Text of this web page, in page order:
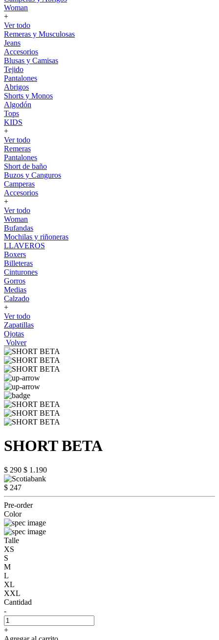
Woman
+
Ver todo
Remeras y Musculosas
Jeans
Accesorios
Blusas y Camisas
Tejido
Pantalones
Abrigos
Shorts y Monos
Algodón
Tops
KIDS
+
Ver todo
Remeras
Pantalones
Short de baño
Buzos y Canguros
Camperas
Accesorios
+
Ver todo
Woman
Bufandas
Mochilas y riñoneras
LLAVEROS
Boxers
Billeteras
Cinturones
Gorros
Medias
Calzado
+
Ver todo
Zapatillas
Ojotas
Volver
SHORT BETA
$ 290 $ 1.190
$ 247
Pre-order
Color
Talle
XS
S
M
L
XL
XXL
Cantidad
-
+